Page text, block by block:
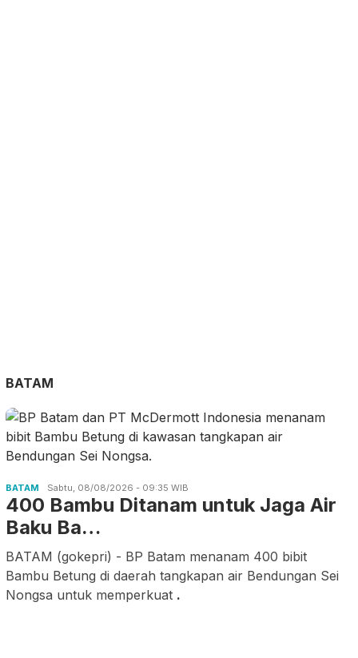
BATAM
BATAM Sabtu, 08/08/2026 - 09:35 WIB
400 Bambu Ditanam untuk Jaga Air
Baku Ba…
BATAM (gokepri) - BP Batam menanam 400 bibit
Bambu Betung di daerah tangkapan air Bendungan Sei
Nongsa untuk memperkuat .